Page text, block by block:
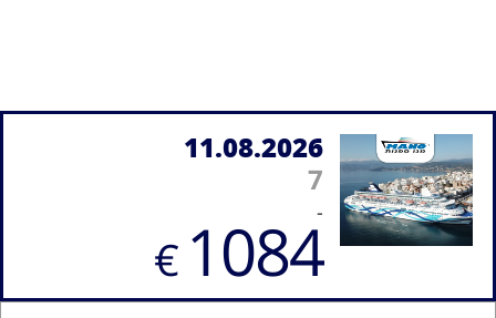
11.08.2026
7
-
€ 1084